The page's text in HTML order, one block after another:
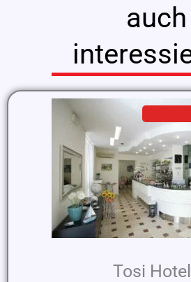
auch
Tosi